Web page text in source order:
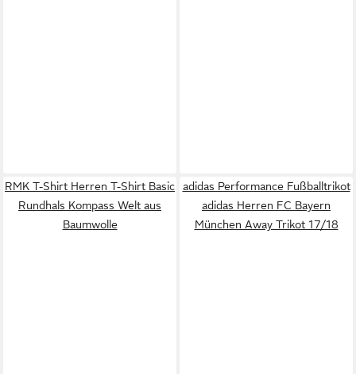
RMK T-Shirt Herren T-Shirt Basic
Rundhals Kompass Welt aus
Baumwolle
adidas Performance Fußballtrikot
adidas Herren FC Bayern
München Away Trikot 17/18